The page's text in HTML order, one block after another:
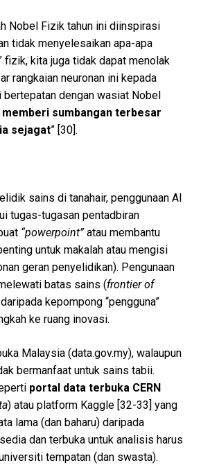
Nobel Fizik tahun ini diinspirasi
tidak menyelesaikan apa-apa
fizik, kita juga tidak dapat menolak
rangkaian neuronan ini kepada
bertepatan dengan wasiat Nobel
sumbangan terbesar
sejagat” [30].
sains di tanahair, penggunaan AI
tugas-tugasan pentadbiran
“powerpoint”atau membantu
untuk makalah atau mengisi
geran penyelidikan). Pengunaan
batas sains (frontier of
kepompong “pengguna”
ke ruang inovasi.
Malaysia (data.gov.my), walaupun
bermanfaat untuk sains tabii.
portal data terbuka CERN
) atau platform Kaggle [32-33] yang
lama (dan baharu) daripada
dan terbuka untuk analisis harus
tempatan (dan swasta).